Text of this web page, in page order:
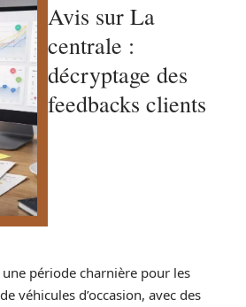
Avis sur La
centrale :
décryptage des
feedbacks clients
une période charnière pour les
véhicules d’occasion, avec des